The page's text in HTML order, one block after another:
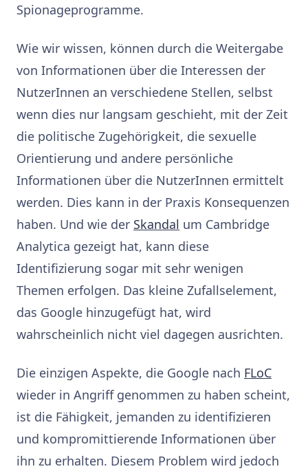
Spionageprogramme.
Wie wir wissen, können durch die Weitergabe
von Informationen über die Interessen der
NutzerInnen an verschiedene Stellen, selbst
wenn dies nur langsam geschieht, mit der Zeit
die politische Zugehörigkeit, die sexuelle
Orientierung und andere persönliche
Informationen über die NutzerInnen ermittelt
werden. Dies kann in der Praxis Konsequenzen
haben. Und wie der Skandal um Cambridge
Analytica gezeigt hat, kann diese
Identifizierung sogar mit sehr wenigen
Themen erfolgen. Das kleine Zufallselement,
das Google hinzugefügt hat, wird
wahrscheinlich nicht viel dagegen ausrichten.
Die einzigen Aspekte, die Google nach FLoC
wieder in Angriff genommen zu haben scheint,
ist die Fähigkeit, jemanden zu identifizieren
und kompromittierende Informationen über
ihn zu erhalten. Diesem Problem wird jedoch